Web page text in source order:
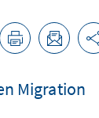
Migration